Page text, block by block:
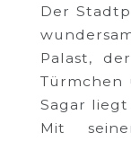
Der
Palast,
Türmchen
Sagar
Mit